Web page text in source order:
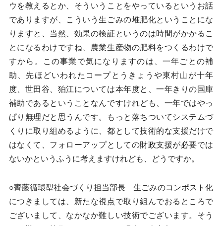
ウを教えるとか、そういうことをやっているというお話
でありますが、こういう生ごみの堆肥化ということにな
りますと、当然、効果の検証というのは時間がかかるこ
とになるわけですね、農業生産物の肥料をつくるわけで
すから。この事業で気になりますのは、一年ごとの補
助、先ほどいわれたコープとうきょうや東村山が十年
度、世田谷、狛江については本年度と、一年きりの国庫
補助であるということなんですけれども、一年ではやっ
ぱり無理だと思うんです。もっと落ちついてシステムづ
くりに取り組めるように、都として技術的な支援だけで
はなくて、フォローアップとしての財政支援が必要では
ないかというふうに考えますけれども、どうですか。
○齊藤循環型社会づくり担当部長 生ごみのコンポスト化
につきましては、新たな視点で取り組んでおるところで
ございまして、なかなか難しい技術でございます。そう